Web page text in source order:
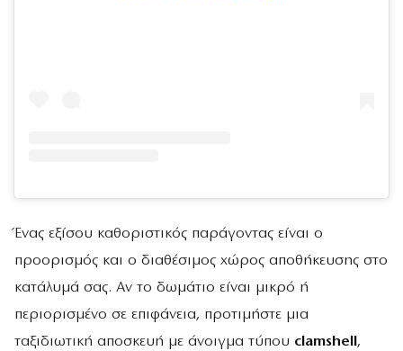
Ένας εξίσου καθοριστικός παράγοντας είναι ο
προορισμός και ο διαθέσιμος χώρος αποθήκευσης στο
κατάλυμά σας. Αν το δωμάτιο είναι μικρό ή
περιορισμένο σε επιφάνεια, προτιμήστε μια
ταξιδιωτική αποσκευή με άνοιγμα τύπου clamshell ,